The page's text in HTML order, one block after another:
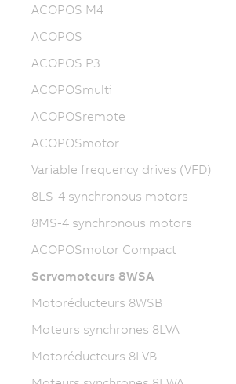
ACOPOS M4
ACOPOS
ACOPOS P3
ACOPOSmulti
ACOPOSremote
ACOPOSmotor
Variable frequency drives (VFD)
8LS-4 synchronous motors
8MS-4 synchronous motors
ACOPOSmotor Compact
Servomoteurs 8WSA
Motoréducteurs 8WSB
Moteurs synchrones 8LVA
Motoréducteurs 8LVB